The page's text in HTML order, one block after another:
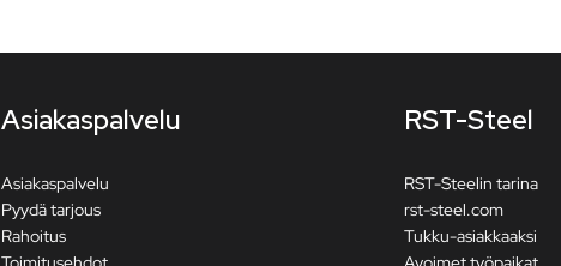
Asiakaspalvelu
Asiakaspalvelu
Pyydä tarjous
Rahoitus
RST-Steel
RST-Steelin tarina
rst-steel.com
Tukku-asiakkaaksi